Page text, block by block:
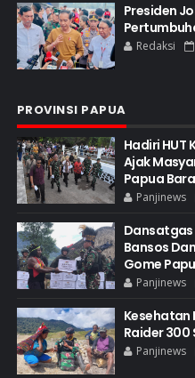
Presiden
Redaksi
PROVINSI PAPUA
Hadiri HUT
Ajak
Papua
Panjinews
Dansatgas
Bansos
Gome
Panjinews
Kesehatan
Raider 300
Panjinews